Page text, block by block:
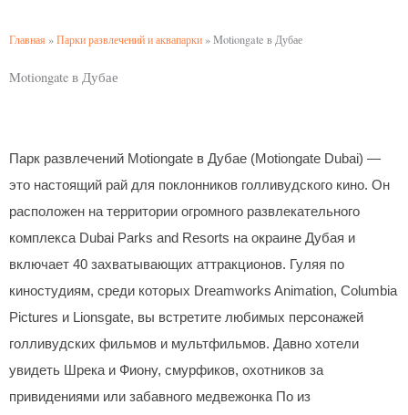
Главная »Парки развлечений и аквапарки»Motiongate в Дубае
Motiongate в Дубае
Парк развлечений Motiongate в Дубае (Motiongate Dubai) —
это настоящий рай для поклонников голливудского кино. Он
расположен на территории огромного развлекательного
комплекса Dubai Parks and Resorts на окраине Дубая и
включает 40 захватывающих аттракционов. Гуляя по
киностудиям, среди которых Dreamworks Animation, Columbia
Pictures и Lionsgate, вы встретите любимых персонажей
голливудских фильмов и мультфильмов. Давно хотели
увидеть Шрека и Фиону, смурфиков, охотников за
привидениями или забавного медвежонка По из